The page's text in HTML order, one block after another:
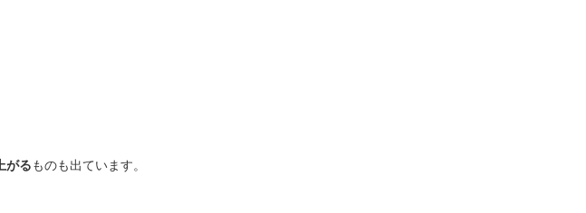
がるものも出ています。